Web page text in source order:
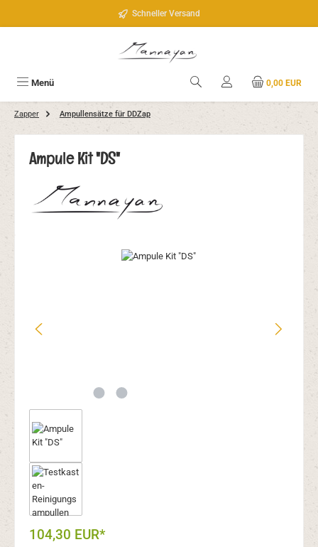
Schneller Versand
Menü 0,00 EUR
Zapper Ampullensätze für DDZap
Ampule Kit "DS"
Bildergalerie überspringen
104,30 EUR*